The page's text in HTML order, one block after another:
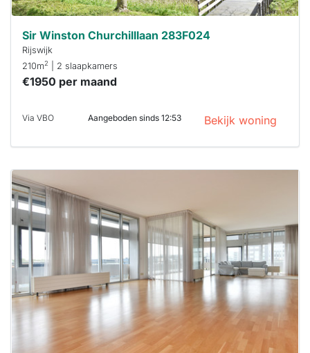
Sir Winston Churchilllaan 283F024
Rijswijk
210m2 | 2 slaapkamers
€1950 per maand
Via VBO Aangeboden sinds 12:53 Bekijk woning
Deze woning
waarschijnlijk
al verhuurd
minuten
Stekkies helpt
je hierbij!